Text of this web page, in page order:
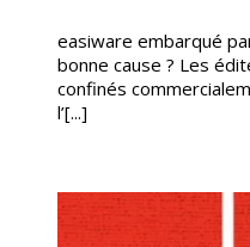
easiware embarqué
bonne cause ? Les
confinés
l’[...]